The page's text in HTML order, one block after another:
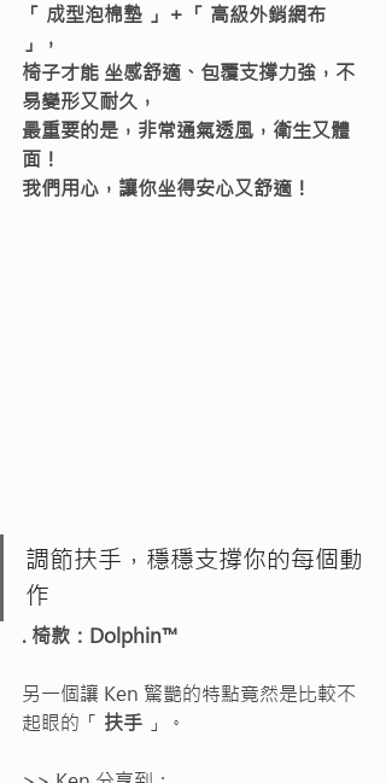
「 成型泡棉墊 」＋「 高級外銷網布
」，
椅子才能 坐感舒適、包覆支撐力強，不
易變形又耐久，
最重要的是，非常通氣透風，衛生又體
面！
我們用心，讓你坐得安心又舒適！
調節扶手，穩穩支撐你的每個動
作
. 椅款：Dolphin™
另一個讓 Ken 驚艷的特點竟然是比較不
起眼的「 扶手 」。